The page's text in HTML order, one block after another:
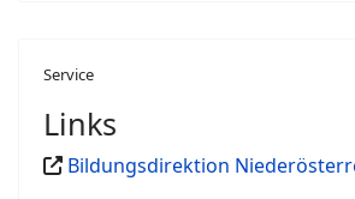
Service
Links
Bildungsdirektion